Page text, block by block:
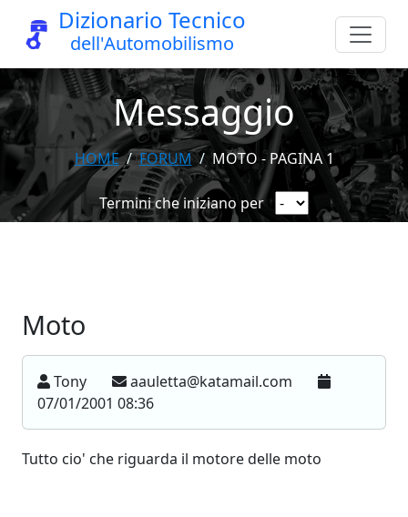
Dizionario Tecnico
dell'Automobilismo
Messaggio
HOME FORUM MOTO - PAGINA 1
Termini che iniziano per
Moto
Tony
aauletta@katamail.com
07/01/2001 08:36
Tutto cio' che riguarda il motore delle moto